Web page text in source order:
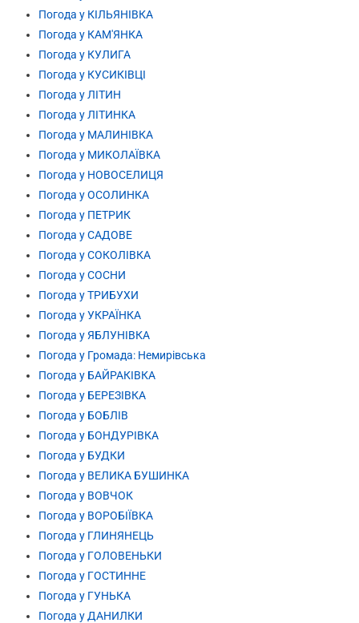
Погода у КІЛЬЯНІВКА
Погода у КАМ'ЯНКА
Погода у КУЛИГА
Погода у КУСИКІВЦІ
Погода у ЛІТИН
Погода у ЛІТИНКА
Погода у МАЛИНІВКА
Погода у МИКОЛАЇВКА
Погода у НОВОСЕЛИЦЯ
Погода у ОСОЛИНКА
Погода у ПЕТРИК
Погода у САДОВЕ
Погода у СОКОЛІВКА
Погода у СОСНИ
Погода у ТРИБУХИ
Погода у УКРАЇНКА
Погода у ЯБЛУНІВКА
Погода у Громада: Немирівська
Погода у БАЙРАКІВКА
Погода у БЕРЕЗІВКА
Погода у БОБЛІВ
Погода у БОНДУРІВКА
Погода у БУДКИ
Погода у ВЕЛИКА БУШИНКА
Погода у ВОВЧОК
Погода у ВОРОБІЇВКА
Погода у ГЛИНЯНЕЦЬ
Погода у ГОЛОВЕНЬКИ
Погода у ГОСТИННЕ
Погода у ГУНЬКА
Погода у ДАНИЛКИ